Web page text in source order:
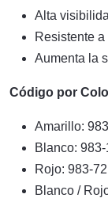
Alta
Resistente
Aumenta la
Código por
Amarillo:
Blanco:
Rojo: 983-72
Blanco /